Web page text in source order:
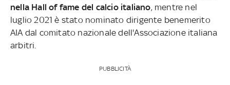
nella Hall of fame del calcio italiano, mentre nel
luglio 2021 è stato nominato dirigente benemerito
AIA dal comitato nazionale dell'Associazione italiana
arbitri.
PUBBLICITÀ